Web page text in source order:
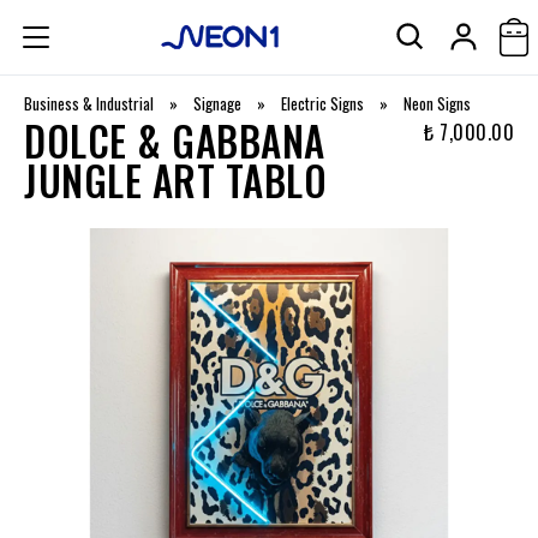
Business & Industrial » Signage » Electric Signs » Neon Signs
DOLCE & GABBANA
JUNGLE ART TABLO
₺ 7,000.00